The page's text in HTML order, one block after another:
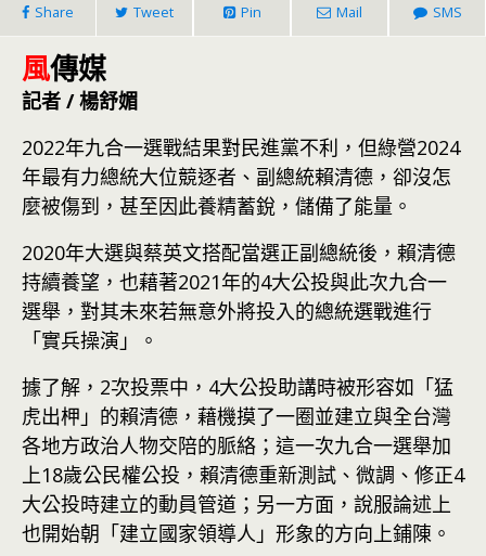
Share Tweet Pin Mail SMS
風傳媒
記者 / 楊舒媚
2022年九合一選戰結果對民進黨不利，但綠營2024
年最有力總統大位競逐者、副總統賴清德，卻沒怎
麼被傷到，甚至因此養精蓄銳，儲備了能量。
2020年大選與蔡英文搭配當選正副總統後，賴清德
持續養望，也藉著2021年的4大公投與此次九合一
選舉，對其未來若無意外將投入的總統選戰進行
「實兵操演」。
據了解，2次投票中，4大公投助講時被形容如「猛
虎出柙」的賴清德，藉機摸了一圈並建立與全台灣
各地方政治人物交陪的脈絡；這一次九合一選舉加
上18歲公民權公投，賴清德重新測試、微調、修正4
大公投時建立的動員管道；另一方面，說服論述上
也開始朝「建立國家領導人」形象的方向上鋪陳。